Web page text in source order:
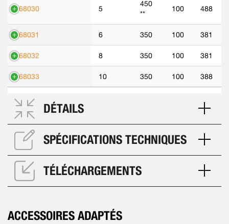
568030 5
450
**
100 488
568031 6 350 100 381
568032 8 350 100 381
568033 10 350 100 388
DÉTAILS
SPÉCIFICATIONS TECHNIQUES
TÉLÉCHARGEMENTS
ACCESSOIRES ADAPTÉS